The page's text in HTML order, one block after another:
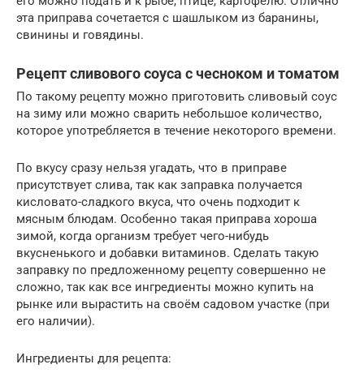
эта приправа сочетается с шашлыком из баранины,
свинины и говядины.
Рецепт сливового соуса с чесноком и томатом
По такому рецепту можно приготовить сливовый соус
на зиму или можно сварить небольшое количество,
которое употребляется в течение некоторого времени.
По вкусу сразу нельзя угадать, что в приправе
присутствует слива, так как заправка получается
кисловато-сладкого вкуса, что очень подходит к
мясным блюдам. Особенно такая приправа хороша
зимой, когда организм требует чего-нибудь
вкусненького и добавки витаминов. Сделать такую
заправку по предложенному рецепту совершенно не
сложно, так как все ингредиенты можно купить на
рынке или вырастить на своём садовом участке (при
его наличии).
Ингредиенты для рецепта: